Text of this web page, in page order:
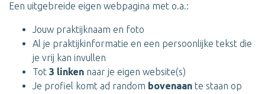
Een uitgebreide eigen webpagina met o.a.:
Jouw praktijknaam en foto
Al je praktijkinformatie en een persoonlijke tekst die
je vrij kan invullen
Tot 3 linken naar je eigen website(s)
Je profiel komt ad random bovenaan te staan op